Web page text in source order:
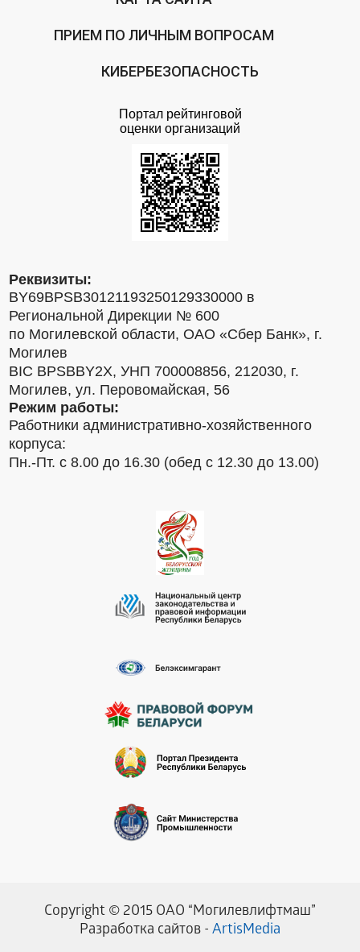
ПРИЕМ ПО ЛИЧНЫМ ВОПРОСАМ
КИБЕРБЕЗОПАСНОСТЬ
Портал рейтинговой
оценки организаций
Реквизиты:
BY69BPSB30121193250129330000 в
Региональной Дирекции № 600
по Могилевской области, ОАО «Сбер Банк», г.
Могилев
BIC BPSBBY2X, УНП 700008856, 212030, г.
Могилев, ул. Перовомайская, 56
Режим работы:
Работники административно-хозяйственного
корпуса:
Пн.-Пт. с 8.00 до 16.30 (обед с 12.30 до 13.00)
Разработка сайтов - ArtisMedia
Copyright © 2015 ОАО “Могилевлифтмаш”